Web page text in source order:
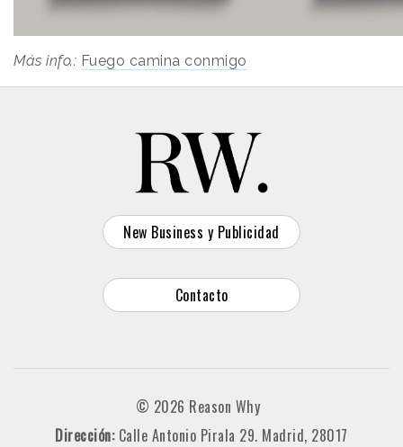
Más info.: Fuego camina conmigo
New Business y Publicidad
Contacto
© 2026 Reason Why
Dirección: Calle Antonio Pirala 29. Madrid, 28017